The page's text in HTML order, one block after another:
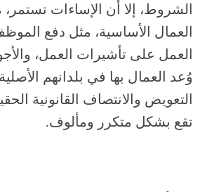
الشروط، إلا أن الإساءات
العمال الأساسية، مثل دفع
العمل على تأشيرات العمل،
وُعد العمال بها في بلدانهم
التعويض والانتصاف القانونية
تقع بشكل متكرر ومألوف.